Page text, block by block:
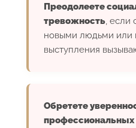
Преодолеете
тревожность, если
новыми людьми или
выступления
Обретете